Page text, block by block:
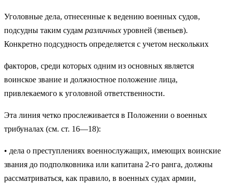
Уголовные дела, отнесенные к ведению военных судов,
подсудны таким судам раз­личных уровней (звеньев).
Конкретно под­судность определяется с учетом нескольких
факторов, среди которых одним из основных является
воинское звание и должностное положение лица,
привлекаемого к уголовной ответственности.
Эта линия четко прослеживается в Положении о военных
трибуналах (см. ст. 16—18):
• дела о преступлениях военнослужащих, имеющих воинские
звания до подполковника или капитана 2-го ранга, должны
рассматриваться, как правило, в военных судах армии,